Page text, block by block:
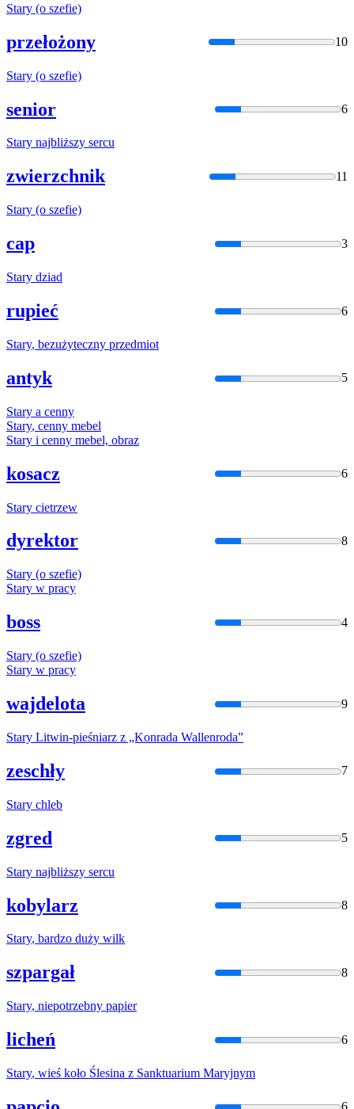
Stary (o szefie)
przełożony 10
Stary (o szefie)
senior 6
Stary najbliższy sercu
zwierzchnik 11
Stary (o szefie)
cap 3
Stary dziad
rupieć 6
Stary, bezużyteczny przedmiot
antyk 5
Stary a cenny
Stary, cenny mebel
Stary i cenny mebel, obraz
kosacz 6
Stary cietrzew
dyrektor 8
Stary (o szefie)
Stary w pracy
boss 4
Stary (o szefie)
Stary w pracy
wajdelota 9
Stary Litwin-pieśniarz z „Konrada Wallenroda”
zeschły 7
Stary chleb
zgred 5
Stary najbliższy sercu
kobylarz 8
Stary, bardzo duży wilk
szpargał 8
Stary, niepotrzebny papier
licheń 6
Stary, wieś koło Ślesina z Sanktuarium Maryjnym